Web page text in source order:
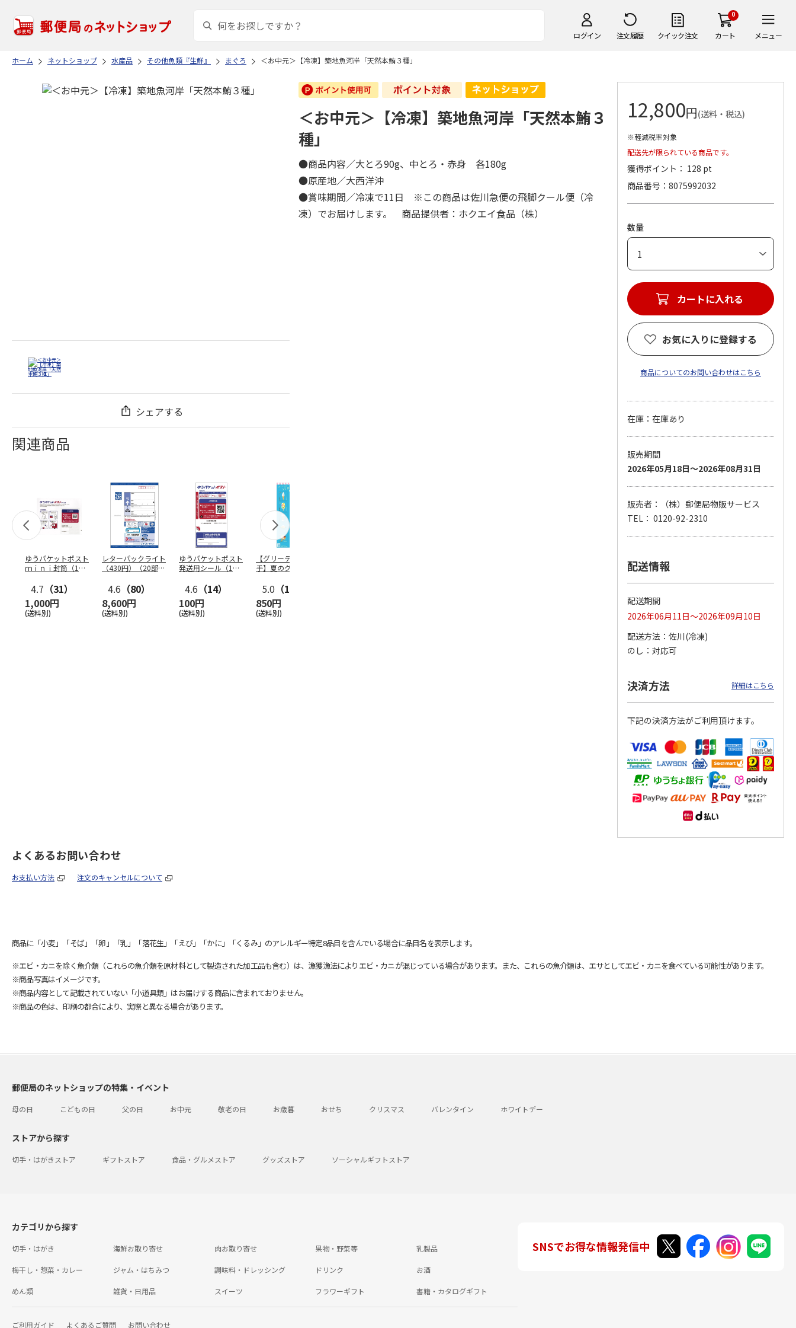
ログイン 注文履歴 クイック注文
0
カート メニュー
ホーム ネットショップ 水産品 その他魚類『生鮮』 まぐろ ＜お中元＞【冷凍】築地魚河岸「天然本鮪３種」
シェアする
関連商品
ゆうパケットポスト
ｍｉｎｉ封筒（1個
4.7 （31）
1,000円
(送料別)
レターパックライト
（430円）（20部セ
4.6 （80）
8,600円
(送料別)
ゆうパケットポスト
発送用シール（1個
4.6 （14）
100円
(送料別)
【グリーティング切
手】夏のグリーティ
5.0 （10）
850円
(送料別)
手】グリーティング
円…
5,500円
(送料別) (送料別)
＜お中元＞【冷凍】築地魚河岸「天然本鮪３
種」
●商品内容／大とろ90g、中とろ・赤身 各180g
●原産地／大西洋沖
●賞味期間／冷凍で11日 ※この商品は佐川急便の飛脚クール便（冷
凍）でお届けします。 商品提供者：ホクエイ食品（株）
12,800円(送料・税込)
※軽減税率対象
配送先が限られている商品です。
獲得ポイント： 128 pt
商品番号
8075992032
数量
カートに入れる
お気に入りに登録する
商品についてのお問い合わせはこちら
在庫：在庫あり
販売期間
2026年05月18日～2026年08月31日
販売者：（株）郵便局物販サービス
TEL： 0120-92-2310
配送情報
配送期間
2026年06月11日～2026年09月10日
配送方法
佐川(冷凍)
のし
対応可
決済方法 詳細はこちら
下記の決済方法がご利用頂けます。
よくあるお問い合わせ
お支払い方法 注文のキャンセルについて
商品に「小麦」「そば」「卵」「乳」「落花生」「えび」「かに」「くるみ」のアレルギー特定8品目を含んでいる場合に品目名を表示します。
※エビ・カニを除く魚介類（これらの魚介類を原材料として製造された加工品も含む）は、漁獲漁法によりエビ・カニが混じっている場合があります。また、これらの魚介類は、エサとしてエビ・カニを食べている可能性があります。
※商品写真はイメージです。
※商品内容として記載されていない「小道具類」はお届けする商品に含まれておりません。
※商品の色は、印刷の都合により、実際と異なる場合があります。
郵便局のネットショップの特集・イベント
母の日 こどもの日 父の日 お中元 敬老の日 お歳暮 おせち クリスマス バレンタイン ホワイトデー
ストアから探す
切手・はがきストア ギフトストア 食品・グルメストア グッズストア ソーシャルギフトストア
カテゴリから探す
切手・はがき 海鮮お取り寄せ 肉お取り寄せ 果物・野菜等 乳製品
梅干し・惣菜・カレー ジャム・はちみつ 調味料・ドレッシング ドリンク お酒
めん類 雑貨・日用品 スイーツ フラワーギフト 書籍・カタログギフト
ご利用ガイド よくあるご質問 お問い合わせ
SNSでお得な情報発信中